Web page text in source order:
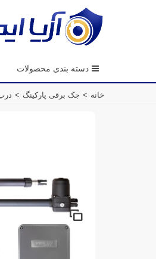
دسته بندی محصولات
خانه > جک برقی پارکینگ >